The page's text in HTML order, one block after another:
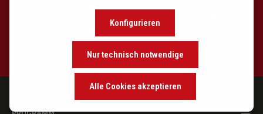
11 Fuge (Fugato) in e BWV 962 (von J. G. Albrechtsberger)
lernen Sie Hintergründe kennen und lassen Sie sich von exklusiven
Empfehlungen inspirieren.
Nur technisch notwendige
Konfigurieren
Alle Cookies akzeptieren